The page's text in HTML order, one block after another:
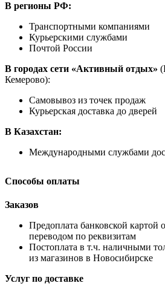
В регионы РФ:
Транспортными компаниями
Курьерскими службами
Почтой России
В городах сети «Активный отдых»
Кемерово):
Самовывоз из точек продаж
Курьерская доставка до дверей
В Казахстан:
Международными службами
Способы оплаты
Заказов
Предоплата банковской
переводом по реквизитам
Постоплата в т.ч. наличными
из магазинов в Новосибирске
Услуг по доставке